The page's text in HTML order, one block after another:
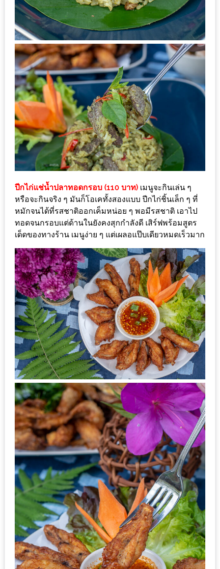
แผนที่
ร้าน
หมู
กระทะ
ทั่ว
เชียงใหม่
งบ
ไม่
บาน
ปลาย
อิ่ม
ชิ
ลล์
ไม่
เกิน
200
บาท
ชี้
เบาะแส
ความ
อร่อย
ตาม
รอย
น้า
อ้วน
ชวน
หิว
ติดต่อ
น้า
อ้วน
ติดต่อ
น้า
อ้วน
น้า
อ้วน
ชวน
คุย
ปีกไก่แช่น้ำปลาทอดกรอบ (110 บาท) เมนูจะกินเล่น ๆ
หรือจะกินจริง ๆ มันก็โอเคทั้งสองแบบ ปีกไก่ชิ้นเล็ก ๆ ที่
หมักจนได้ที่รสชาติออกเค็มหน่อย ๆ พอมีรสชาติ เอาไป
ทอดจนกรอบแต่ด้านในยังคงสุกกำลังดี เสิร์ฟพร้อมสูตร
เด็ดของทางร้าน เมนูง่าย ๆ แต่เผลอแป๊บเดียวหมดเร็วมาก